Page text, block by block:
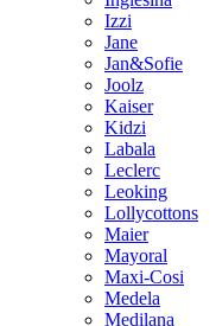
Izzi
Jane
Jan&Sofie
Joolz
Kaiser
Kidzi
Labala
Leclerc
Leoking
Lollycottons
Maier
Mayoral
Maxi-Cosi
Medela
Medilana